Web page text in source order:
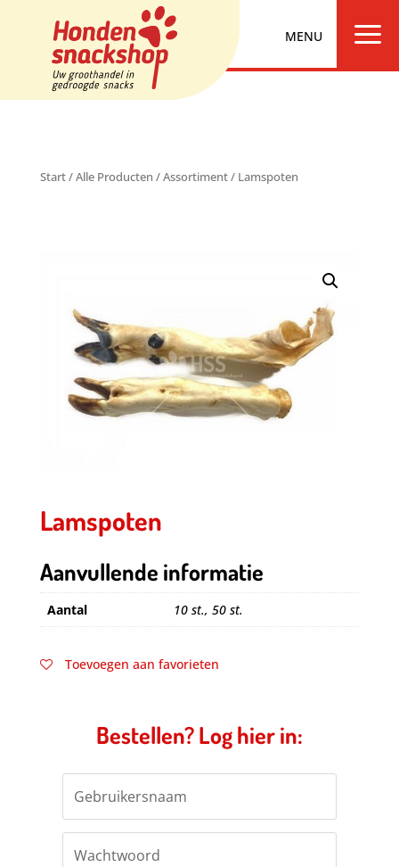
a
Start/Alle Producten /Assortiment/ Lamspoten
Lamspoten
Aanvullende informatie
Aantal 10 st., 50 st.
Toevoegen aan favorieten
Bestellen? Log hier in: